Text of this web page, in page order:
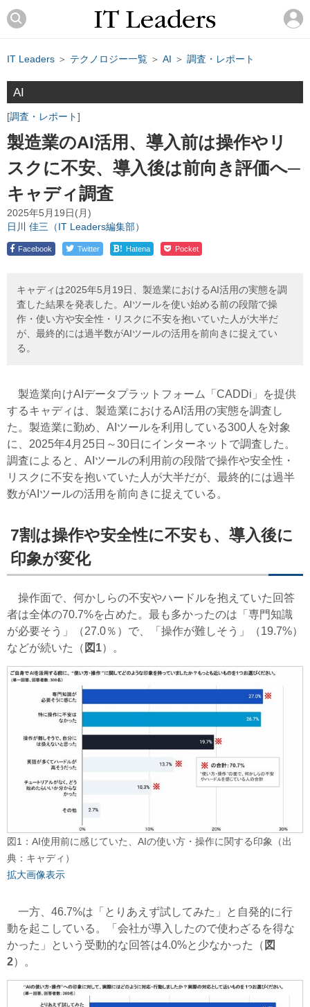
IT Leaders ＞ テクノロジー一覧 ＞ AI ＞ 調査・レポート
AI
調査・レポート
製造業のAI活用、導入前は操作やリ
スクに不安、導入後は前向き評価へ─
キャディ調査
2025年5月19日(月)
日川 佳三（IT Leaders編集部）
Facebook Twitter ! Hatena Pocket
キャディは2025年5月19日、製造業におけるAI活用の実態を調
査した結果を発表した。AIツールを使い始める前の段階で操
作・使い方や安全性・リスクに不安を抱いていた人が大半だ
が、最終的には過半数がAIツールの活用を前向きに捉えてい
る。
製造業向けAIデータプラットフォーム「CADDi」を提供
するキャディは、製造業におけるAI活用の実態を調査し
た。製造業に勤め、AIツールを利用している300人を対象
に、2025年4月25日～30日にインターネットで調査した。
調査によると、AIツールの利用前の段階で操作や安全性・
リスクに不安を抱いていた人が大半だが、最終的には過半
数がAIツールの活用を前向きに捉えている。
7割は操作や安全性に不安も、導入後に
印象が変化
操作面で、何かしらの不安やハードルを抱えていた回答
者は全体の70.7%を占めた。最も多かったのは「専門知識
が必要そう」（27.0％）で、「操作が難しそう」（19.7%）
などが続いた（ 図1）。
図1：AI使用前に感じていた、AIの使い方・操作に関する印象（出
典：キャディ）
拡大画像表示
一方、46.7%は「とりあえず試してみた」と自発的に行
動を起こしている。「会社が導入したので使わざるを得な
かった」という受動的な回答は4.0%と少なかった（ 図
2）。